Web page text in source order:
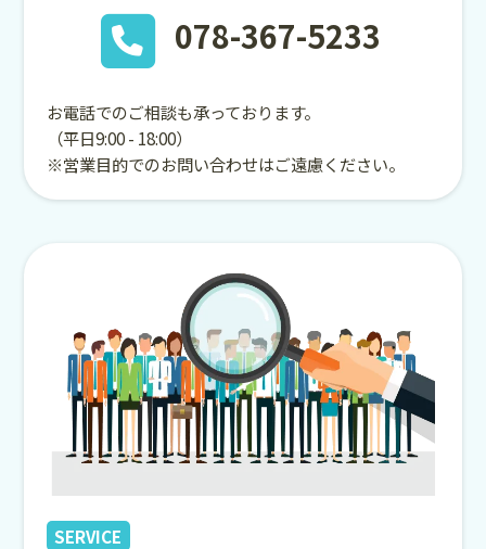
078-367-5233
お電話でのご相談も承っております。
（平日9:00 - 18:00）
※営業目的でのお問い合わせはご遠慮ください。
SERVICE